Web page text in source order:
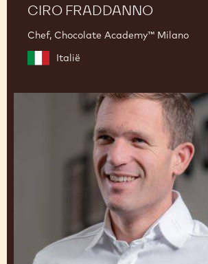
CIRO FRADDANNO
Chef, Chocolate Academy™ Milano
Italië